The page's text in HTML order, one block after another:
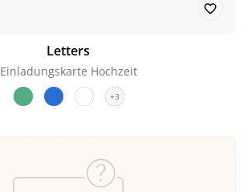
Letters
Einladungskarte Hochzeit
+3